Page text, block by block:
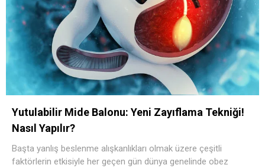
Yutulabilir Mide Balonu: Yeni Zayıflama Tekniği!
Nasıl Yapılır?
Başta yanlış beslenme alışkanlıkları olmak üzere çeşitli
faktörlerin etkisiyle her geçen gün dünya genelinde obez